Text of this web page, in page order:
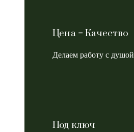
Цена = Качество
Делаем работу с душой
Под ключ